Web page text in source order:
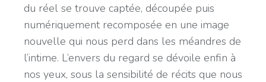
du réel se trouve captée, découpée puis
numériquement recomposée en une image
nouvelle qui nous perd dans les méandres de
l’intime. L’envers du regard se dévoile enfin à
nos yeux, sous la sensibilité de récits que nous